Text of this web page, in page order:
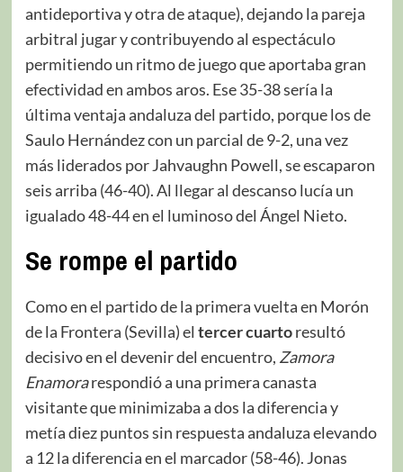
antideportiva y otra de ataque), dejando la pareja
arbitral jugar y contribuyendo al espectáculo
permitiendo un ritmo de juego que aportaba gran
efectividad en ambos aros. Ese 35-38 sería la
última ventaja andaluza del partido, porque los de
Saulo Hernández con un parcial de 9-2, una vez
más liderados por Jahvaughn Powell, se escaparon
seis arriba (46-40). Al llegar al descanso lucía un
igualado 48-44 en el luminoso del Ángel Nieto.
Se rompe el partido
Como en el partido de la primera vuelta en Morón
de la Frontera (Sevilla) el tercer cuartoresultó
decisivo en el devenir del encuentro, Zamora
Enamorarespondió a una primera canasta
visitante que minimizaba a dos la diferencia y
metía diez puntos sin respuesta andaluza elevando
a 12 la diferencia en el marcador (58-46). Jonas